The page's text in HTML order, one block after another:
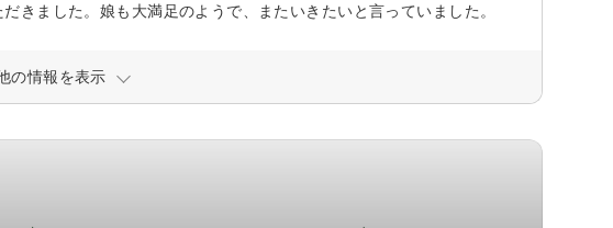
きました。娘も大満足のようで、またいきたいと言っていました。
の情報を表示